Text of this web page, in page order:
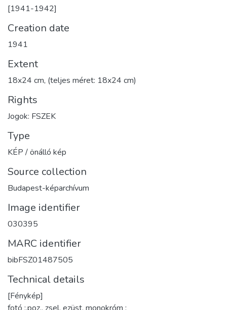
[1941-1942]
Creation date
1941
Extent
18x24 cm, (teljes méret: 18x24 cm)
Rights
Jogok: FSZEK
Type
KÉP / önálló kép
Source collection
Budapest-képarchívum
Image identifier
030395
MARC identifier
bibFSZ01487505
Technical details
[Fénykép]